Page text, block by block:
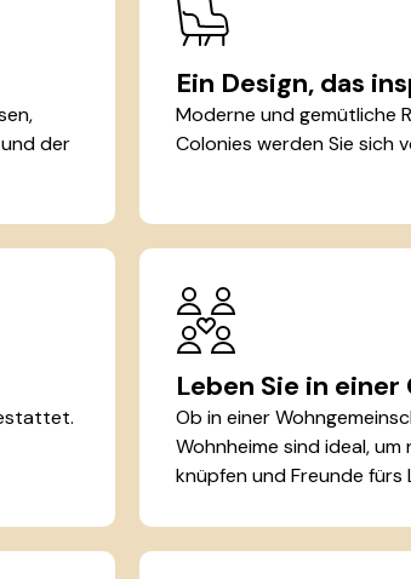
der
Ein Design, das
Moderne und gemütliche
Colonies werden Sie sich
Leben Sie in
Ob in einer
Wohnheime sind ideal,
knüpfen und Freunde fürs